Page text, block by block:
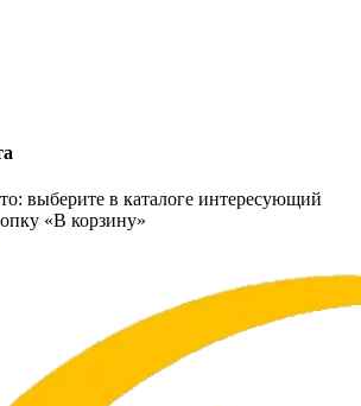
выберите в каталоге интересующий
«В корзину»